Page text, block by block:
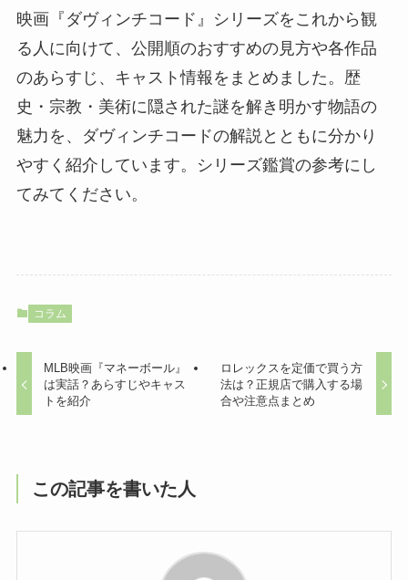
映画『ダヴィンチコード』シリーズをこれから観
る人に向けて、公開順のおすすめの見方や各作品
のあらすじ、キャスト情報をまとめました。歴
史・宗教・美術に隠された謎を解き明かす物語の
魅力を、ダヴィンチコードの解説とともに分かり
やすく紹介しています。シリーズ鑑賞の参考にし
てみてください。
コラム
MLB映画『マネーボール』
は実話？あらすじやキャス
トを紹介
ロレックスを定価で買う方
法は？正規店で購入する場
合や注意点まとめ
この記事を書いた人